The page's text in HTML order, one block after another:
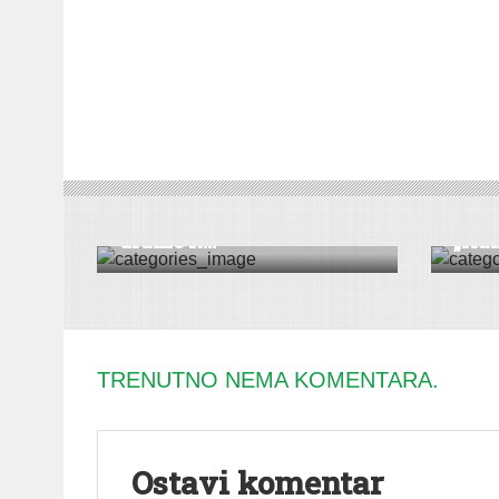
DRUŠTVO|KULTURA|VESTI
drame R...
TRENUTNO NEMA KOMENTARA.
Ostavi komentar